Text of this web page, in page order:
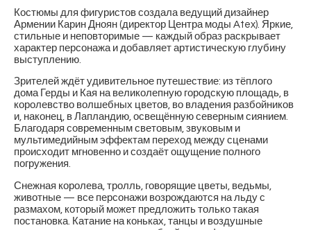
Костюмы для фигуристов создала ведущий дизайнер
Армении Карин Дноян (директор Центра моды Atex). Яркие,
стильные и неповторимые — каждый образ раскрывает
характер персонажа и добавляет артистическую глубину
выступлению.
Зрителей ждёт удивительное путешествие: из тёплого
дома Герды и Кая на великолепную городскую площадь, в
королевство волшебных цветов, во владения разбойников
и, наконец, в Лапландию, освещённую северным сиянием.
Благодаря современным световым, звуковым и
мультимедийным эффектам переход между сценами
происходит мгновенно и создаёт ощущение полного
погружения.
Снежная королева, тролль, говорящие цветы, ведьмы,
животные — все персонажи возрождаются на льду с
размахом, который может предложить только такая
постановка. Катание на коньках, танцы и воздушные